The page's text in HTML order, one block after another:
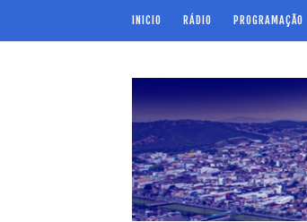
INICIO RÁDIO PROGRAMAÇÃO